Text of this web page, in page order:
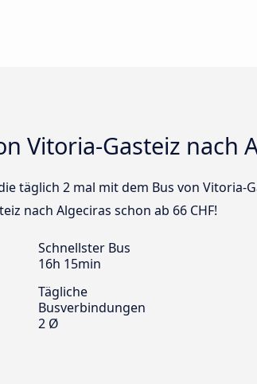
Vitoria-Gasteiz nach
täglich 2 mal mit dem Bus von Vitoria-
nach Algeciras schon ab 66 CHF!
Schnellster Bus
16h 15min
Tägliche
Busverbindungen
2 Ø